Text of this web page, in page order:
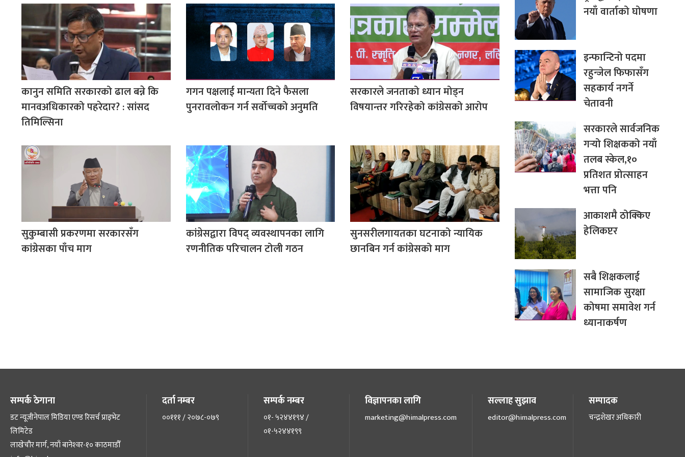
कानुन समिति सरकारको ढाल बन्ने कि
मानवअधिकारको पहरेदार? : सांसद
तिमिल्सिना
गगन पक्षलाई मान्यता दिने फैसला
पुनरावलोकन गर्न सर्वोच्चको अनुमति
सरकारले जनताको ध्यान मोड्न
विषयान्तर गरिरहेको कांग्रेसको आरोप
सुकुम्बासी प्रकरणमा सरकारसँग
कांग्रेसका पाँच माग
कांग्रेसद्वारा विपद् व्यवस्थापनका लागि
रणनीतिक परिचालन टोली गठन
सुनसरीलगायतका घटनाको न्यायिक
छानबिन गर्न कांग्रेसको माग
नयाँ वार्ताको घोषणा
इन्फान्टिनो पदमा
रहुन्जेल फिफासँग
सहकार्य नगर्ने
चेतावनी
सरकारले सार्वजनिक
गर्‍यो शिक्षकको नयाँ
तलब स्केल,१०
प्रतिशत प्रोत्साहन
भत्ता पनि
आकाशमै ठोक्किए
हेलिकप्टर
सबै शिक्षकलाई
सामाजिक सुरक्षा
कोषमा समावेश गर्न
ध्यानाकर्षण
सम्पर्क ठेगाना
डट न्यूजीनेपाल मिडिया एण्ड रिसर्च प्राइभेट
लिमिटेड
लाखेचौर मार्ग, नयाँ बानेश्‍वर-१० काठमाडौँ
दर्ता नम्बर
००१११ / २०७८-०७९
सम्पर्क नम्बर
०१- ५२४४१९४ /
०१-५२४४१९९
विज्ञापनका लागि
marketing@himalpress.com
सल्लाह सुझाव
editor@himalpress.com
सम्पादक
चन्द्रशेखर अधिकारी